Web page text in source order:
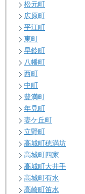
松元町
広原町
平江町
東町
早鈴町
八幡町
西町
中町
豊満町
年見町
妻ケ丘町
立野町
高城町穂満坊
高城町四家
高城町大井手
高城町有水
高崎町笛水